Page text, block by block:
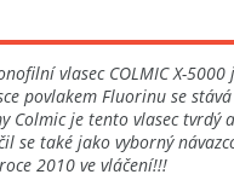
vlasec COLMIC X-
povlakem Fluorinu se
je tento vlasec
se také jako vyborný
2010 ve vláčení!!!